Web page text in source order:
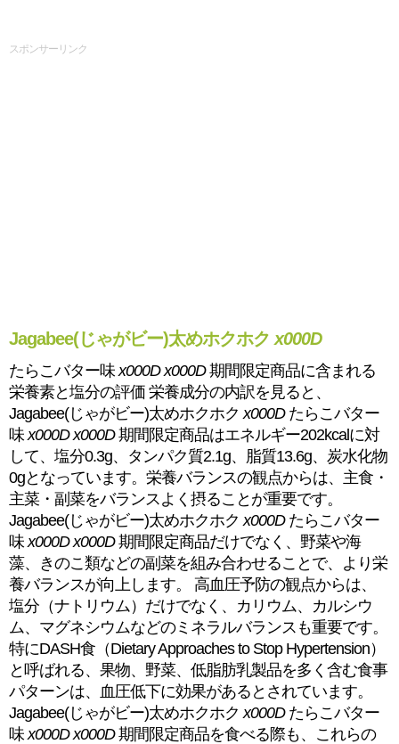
スポンサーリンク
Jagabee(じゃがビー)太めホクホク x000D
たらこバター味x000D x000D期間限定商品に含まれる
栄養素と塩分の評価 栄養成分の内訳を見ると、
Jagabee(じゃがビー)太めホクホクx000Dたらこバター
味x000D x000D期間限定商品はエネルギー202kcalに対
して、塩分0.3g、タンパク質2.1g、脂質13.6g、炭水化物
0gとなっています。栄養バランスの観点からは、主食・
主菜・副菜をバランスよく摂ることが重要です。
Jagabee(じゃがビー)太めホクホクx000Dたらこバター
味x000D x000D期間限定商品だけでなく、野菜や海
藻、きのこ類などの副菜を組み合わせることで、より栄
養バランスが向上します。 高血圧予防の観点からは、
塩分（ナトリウム）だけでなく、カリウム、カルシウ
ム、マグネシウムなどのミネラルバランスも重要です。
特にDASH食（Dietary Approaches to Stop Hypertension）
と呼ばれる、果物、野菜、低脂肪乳製品を多く含む食事
パターンは、血圧低下に効果があるとされています。
Jagabee(じゃがビー)太めホクホクx000Dたらこバター
味x000D x000D期間限定商品を食べる際も、これらの